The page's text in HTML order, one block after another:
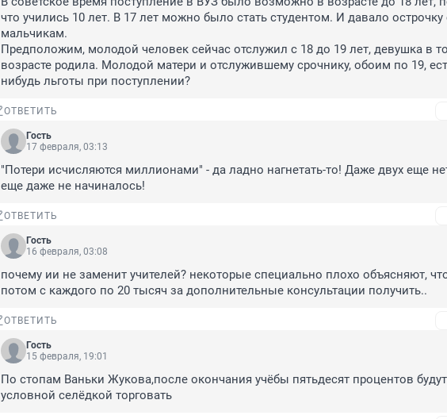
что учились 10 лет. В 17 лет можно было стать студентом. И давало острочку
мальчикам.
Предположим, молодой человек сейчас отслужил с 18 до 19 лет, девушка в
возрасте родила. Молодой матери и отслужившему срочнику, обоим по 19,
нибудь льготы при поступлении?
ОТВЕТИТЬ
Гость
17 февраля, 03:13
"Потери исчисляются миллионами" - да ладно нагнетать-то! Даже двух еще
еще даже не начиналось!
ОТВЕТИТЬ
Гость
16 февраля, 03:08
почему ии не заменит учителей? некоторые специально плохо объясняют,
потом с каждого по 20 тысяч за дополнительные консультации получить..
ОТВЕТИТЬ
Гость
15 февраля, 19:01
По стопам Ваньки Жукова,после окончания учёбы пятьдесят процентов будут
условной селёдкой торговать